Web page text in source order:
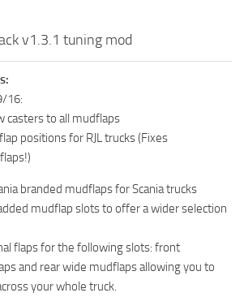
v1.3.1 tuning mod
16:
casters to all mudflaps
positions for RJL trucks (Fixes
branded mudflaps for Scania trucks
mudflap slots to offer a wider selection
flaps for the following slots: front
and rear wide mudflaps allowing you to
your whole truck.